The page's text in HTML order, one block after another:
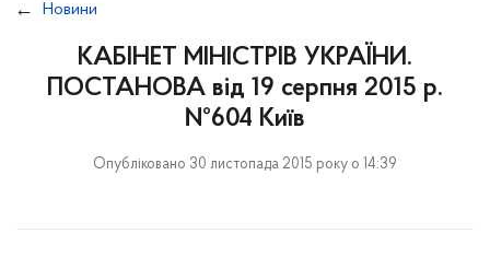
Новини
КАБІНЕТ МІНІСТРІВ УКРАЇНИ.
ПОСТАНОВА від 19 серпня 2015 р.
№604 Київ
Опубліковано 30 листопада 2015 року о 14:39